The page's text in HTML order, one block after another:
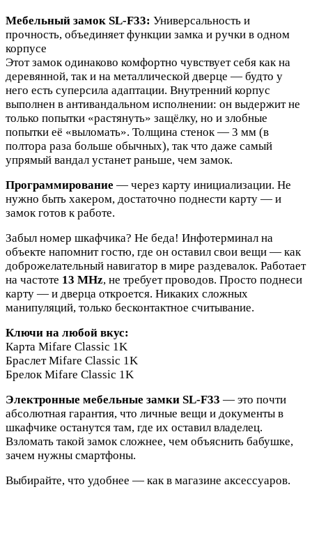
Мебельный замок SL-F33: Универсальность и
прочность, объединяет функции замка и ручки в одном
корпусе
Этот замок одинаково комфортно чувствует себя как на
деревянной, так и на металлической дверце — будто у
него есть суперсила адаптации. Внутренний корпус
выполнен в антивандальном исполнении: он выдержит не
только попытки «растянуть» защёлку, но и злобные
попытки её «выломать». Толщина стенок — 3 мм (в
полтора раза больше обычных), так что даже самый
упрямый вандал устанет раньше, чем замок.
Программирование — через карту инициализации. Не
нужно быть хакером, достаточно поднести карту — и
замок готов к работе.
Забыл номер шкафчика? Не беда! Инфотерминал на
объекте напомнит гостю, где он оставил свои вещи — как
доброжелательный навигатор в мире раздевалок. Работает
на частоте 13 MHz, не требует проводов. Просто поднеси
карту — и дверца откроется. Никаких сложных
манипуляций, только бесконтактное считывание.
Ключи на любой вкус:
Карта Mifare Classic 1K
Браслет Mifare Classic 1K
Брелок Mifare Classic 1K
Электронные мебельные замки SL-F33 — это почти
абсолютная гарантия, что личные вещи и документы в
шкафчике останутся там, где их оставил владелец.
Взломать такой замок сложнее, чем объяснить бабушке,
зачем нужны смартфоны.
Выбирайте, что удобнее — как в магазине аксессуаров.